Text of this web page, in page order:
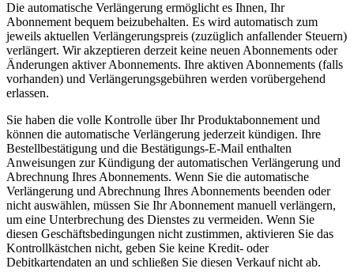
Die automatische Verlängerung ermöglicht es Ihnen, Ihr
Abonnement bequem beizubehalten. Es wird automatisch zum
jeweils aktuellen Verlängerungspreis (zuzüglich anfallender Steuern)
verlängert. Wir akzeptieren derzeit keine neuen Abonnements oder
Änderungen aktiver Abonnements. Ihre aktiven Abonnements (falls
vorhanden) und Verlängerungsgebühren werden vorübergehend
erlassen.
Sie haben die volle Kontrolle über Ihr Produktabonnement und
können die automatische Verlängerung jederzeit kündigen. Ihre
Bestellbestätigung und die Bestätigungs-E-Mail enthalten
Anweisungen zur Kündigung der automatischen Verlängerung und
Abrechnung Ihres Abonnements. Wenn Sie die automatische
Verlängerung und Abrechnung Ihres Abonnements beenden oder
nicht auswählen, müssen Sie Ihr Abonnement manuell verlängern,
um eine Unterbrechung des Dienstes zu vermeiden. Wenn Sie
diesen Geschäftsbedingungen nicht zustimmen, aktivieren Sie das
Kontrollkästchen nicht, geben Sie keine Kredit- oder
Debitkartendaten an und schließen Sie diesen Verkauf nicht ab.